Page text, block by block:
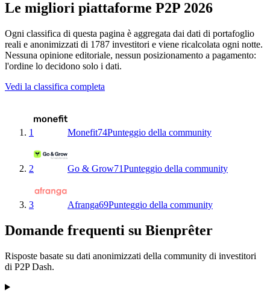
Le migliori piattaforme P2P 2026
Ogni classifica di questa pagina è aggregata dai dati di portafoglio
reali e anonimizzati di 1787 investitori e viene ricalcolata ogni notte.
Nessuna opinione editoriale, nessun posizionamento a pagamento:
l'ordine lo decidono solo i dati.
Vedi la classifica completa
1 Monefit74Punteggio della community
2 Go & Grow71Punteggio della community
3 Afranga69Punteggio della community
Domande frequenti su Bienprêter
Risposte basate su dati anonimizzati della community di investitori
di P2P Dash.